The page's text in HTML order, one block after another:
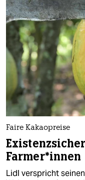
Faire Kakaopreise
Far­me­r*in­nen
Lidl verspricht